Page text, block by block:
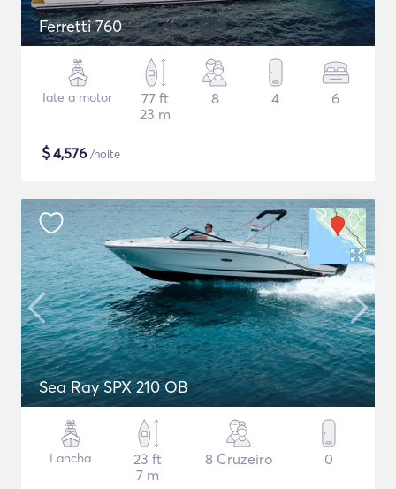
Ferretti 760
Iate a motor
77 ft
23 m
8 4 6
$4,576 /noite
Sea Ray SPX 210 OB
Lancha
23 ft
7 m
8 Cruzeiro 0